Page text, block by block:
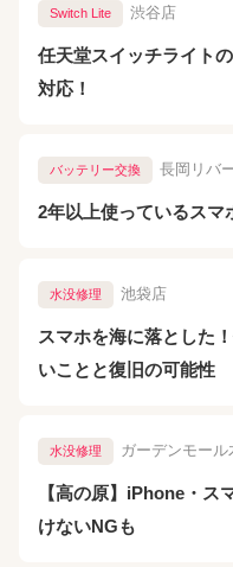
Switch Lite 渋谷店
任天堂スイッチライト
対応！
バッテリー交換 長岡リバ
2年以上使っているスマ
水没修理 池袋店
スマホを海に落とした
いことと復旧の可能性
水没修理 ガーデンモール
【高の原】iPhone・ス
けないNGも